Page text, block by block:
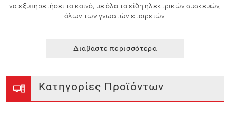
να εξυπηρετήσει το κοινό, με όλα τα είδη ηλεκτρικών συσκευών,
όλων των γνωστών εταιρειών.
Διαβάστε περισσότερα
Κατηγορίες Προϊόντων